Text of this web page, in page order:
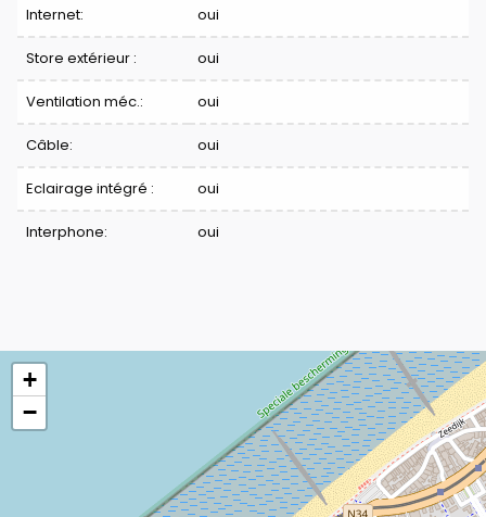
Internet: oui
Store extérieur : oui
Ventilation méc.: oui
Câble: oui
Eclairage intégré : oui
Interphone: oui
+
−